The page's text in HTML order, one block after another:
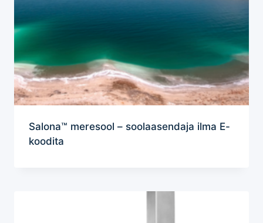
Salona™ meresool – soolaasendaja ilma E-
koodita